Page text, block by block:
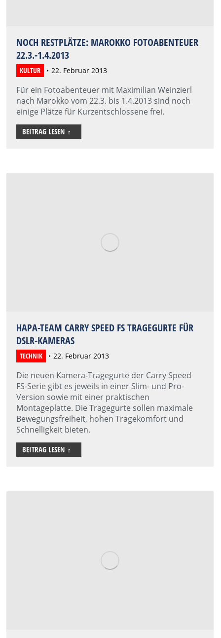
NOCH RESTPLÄTZE: MAROKKO FOTOABENTEUER
22.3.-1.4.2013
KULTUR 22. Februar 2013
Für ein Fotoabenteuer mit Maximilian Weinzierl
nach Marokko vom 22.3. bis 1.4.2013 sind noch
einige Plätze für Kurzentschlossene frei.
BEITRAG LESEN
HAPA-TEAM CARRY SPEED FS TRAGEGURTE FÜR
DSLR-KAMERAS
TECHNIK 22. Februar 2013
Die neuen Kamera-Tragegurte der Carry Speed
FS-Serie gibt es jeweils in einer Slim- und Pro-
Version sowie mit einer praktischen
Montageplatte. Die Tragegurte sollen maximale
Bewegungsfreiheit, hohen Tragekomfort und
Schnelligkeit bieten.
BEITRAG LESEN